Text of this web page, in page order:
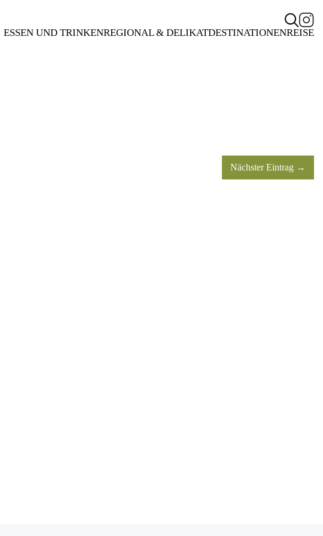
ESSEN UND TRINKENREGIONAL & DELIKATDESTINATIONENREISE
Nächster Eintrag →